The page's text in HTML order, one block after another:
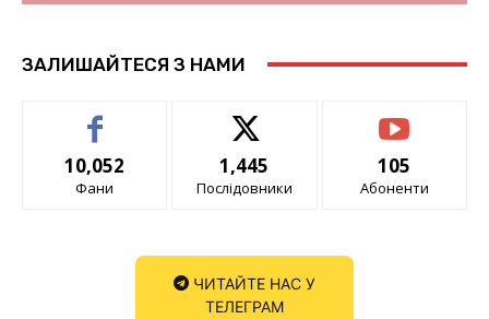
ЗАЛИШАЙТЕСЯ З НАМИ
10,052
Фани
1,445
Послідовники
105
Абоненти
ЧИТАЙТЕ НАС У
ТЕЛЕГРАМ